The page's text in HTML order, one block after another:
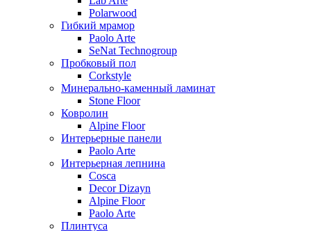
Polarwood
Гибкий мрамор
Paolo Arte
SeNat Technogroup
Пробковый пол
Corkstyle
Минерально-каменный ламинат
Stone Floor
Ковролин
Alpine Floor
Интерьерные панели
Paolo Arte
Интерьерная лепнина
Cosca
Decor Dizayn
Alpine Floor
Paolo Arte
Плинтуса